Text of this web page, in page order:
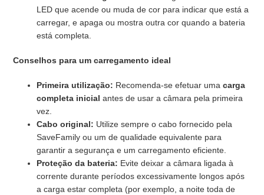
LED que acende ou muda de cor para indicar que está a
carregar, e apaga ou mostra outra cor quando a bateria
está completa.
Conselhos para um carregamento ideal
Primeira utilização: Recomenda-se efetuar umacarga
completa inicial antes de usar a câmara pela primeira
vez.
Cabo original: Utilize sempre o cabo fornecido pela
SaveFamily ou um de qualidade equivalente para
garantir a segurança e um carregamento eficiente.
Proteção da bateria: Evite deixar a câmara ligada à
corrente durante períodos excessivamente longos após
a carga estar completa (por exemplo, a noite toda de